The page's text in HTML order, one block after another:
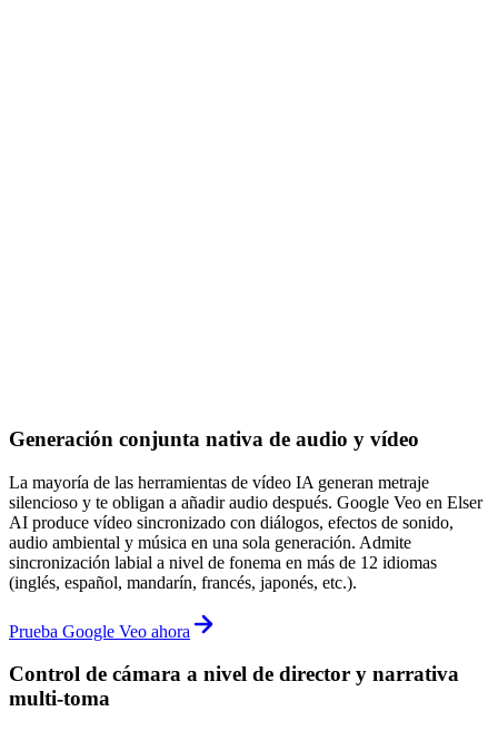
Generación conjunta nativa de audio y vídeo
La mayoría de las herramientas de vídeo IA generan metraje
silencioso y te obligan a añadir audio después. Google Veo en Elser
AI produce vídeo sincronizado con diálogos, efectos de sonido,
audio ambiental y música en una sola generación. Admite
sincronización labial a nivel de fonema en más de 12 idiomas
(inglés, español, mandarín, francés, japonés, etc.).
Prueba Google Veo ahora
Control de cámara a nivel de director y narrativa
multi-toma